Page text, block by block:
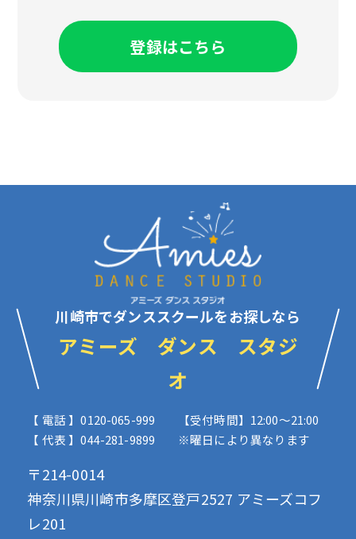
登録はこちら
川崎市でダンススクールをお探しなら
アミーズ ダンス スタジ
オ
【 電話 】0120-065-999
【 代表 】044-281-9899
【受付時間】12:00〜21:00
※曜日により異なります
〒214-0014
神奈川県川崎市多摩区登戸2527 アミーズコフ
レ201